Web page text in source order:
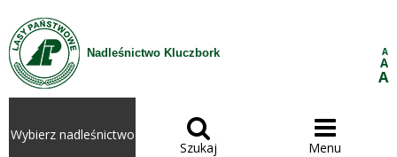
Przejdź do treści
Nadleśnictwo Kluczbork A
A
A
Wybierz nadleśnictwo 
Szukaj

Menu